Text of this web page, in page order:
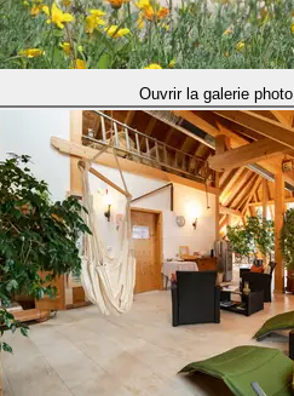
Ouvrir la galerie photo